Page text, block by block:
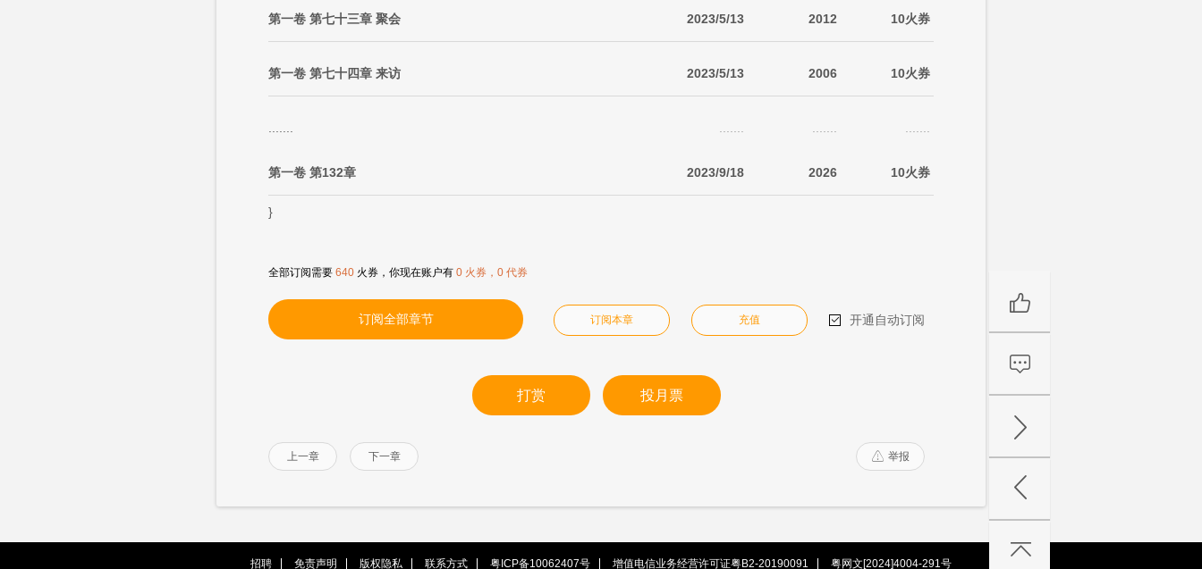
第一卷 第七十三章 聚会 2023/5/13 2012 10火券
第一卷 第七十四章 来访 2023/5/13 2006 10火券
第一卷 第132章 2023/9/18 2026 10火券
}
全部订阅需要 640 火券，你现在账户有 0 火券，0 代券
订阅全部章节 订阅本章 充值  开通自动订阅
打赏 投月票
上一章 下一章  举报
招聘 免责声明 版权隐私 联系方式 粤ICP备10062407号 增值电信业务经营许可证粤B2-20190091 粤网文[2024]4004-291号